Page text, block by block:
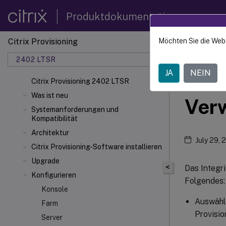
Produktdokumentation
Citrix Provisioning
2402 LTSR
Citrix Provisioning 2402 LTSR
Was ist neu
Systemanforderungen und
Kompatibilität
Architektur
Citrix Provisioning-Software installieren
Upgrade
Konfigurieren
Konsole
Farm
Server
Citrix
<
July 29,
Das
Folgendes:
Möchten Sie die
JA NEIN